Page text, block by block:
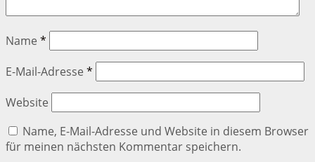
Name *
E-Mail-Adresse *
Website
Name, E-Mail-Adresse und Website in diesem Browser
für meinen nächsten Kommentar speichern.